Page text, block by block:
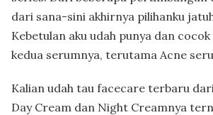
dari sana-sini akhirnya pilihanku
Kebetulan aku udah punya dan
kedua serumnya, terutama Acne
Kalian udah tau facecare terbaru
Day Cream dan Night Creamnya